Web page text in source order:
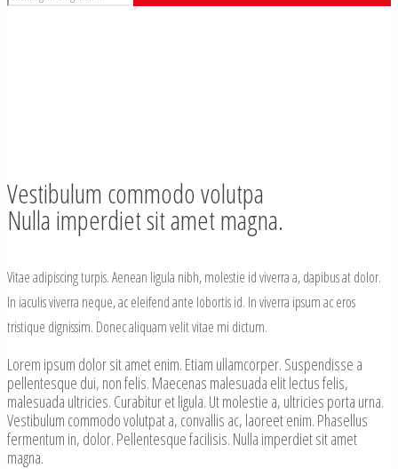
Vestibulum commodo volutpa
Nulla imperdiet sit amet magna.
Vitae adipiscing turpis. Aenean ligula nibh, molestie id viverra a, dapibus at dolor.
In iaculis viverra neque, ac eleifend ante lobortis id. In viverra ipsum ac eros
tristique dignissim. Donec aliquam velit vitae mi dictum.
Lorem ipsum dolor sit amet enim. Etiam ullamcorper. Suspendisse a
pellentesque dui, non felis. Maecenas malesuada elit lectus felis,
malesuada ultricies. Curabitur et ligula. Ut molestie a, ultricies porta urna.
Vestibulum commodo volutpat a, convallis ac, laoreet enim. Phasellus
fermentum in, dolor. Pellentesque facilisis. Nulla imperdiet sit amet
magna.